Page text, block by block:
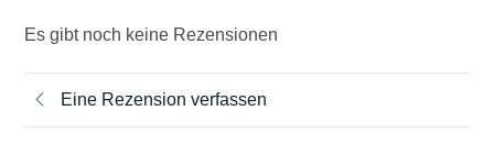
Es gibt noch keine Rezensionen
Eine Rezension verfassen